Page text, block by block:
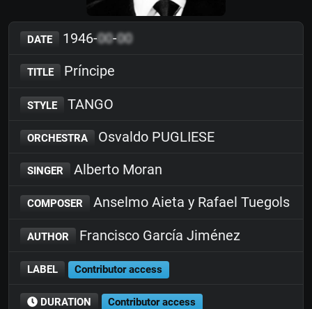
DATE 1946-00-00
TITLE Príncipe
STYLE TANGO
ORCHESTRA Osvaldo PUGLIESE
SINGER Alberto Moran
COMPOSER Anselmo Aieta y Rafael Tuegols
AUTHOR Francisco García Jiménez
LABEL Contributor access
DURATION Contributor access